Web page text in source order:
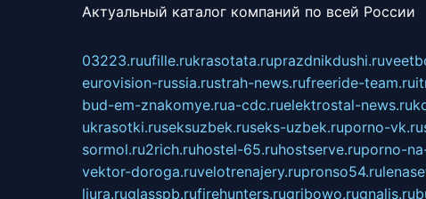
Актуальный каталог компаний по всей России
03223.ruufille.rukrasotata.ruprazdnikdushi.ru
eurovision-russia.rustrah-news.rufreeride-team.ru
bud-em-znakomye.rua-cdc.ruelektrostal-news.ru
ukrasotki.ruseksuzbek.ruseks-uzbek.ruporno-vk.ru
sormol.ru2rich.ruhostel-65.ruhostserve.ruporno-
vektor-doroga.ruvelotrenajery.rupronso54.ru
liura.ruglasspb.rufirehunters.rugribowo.rugnalis.ru